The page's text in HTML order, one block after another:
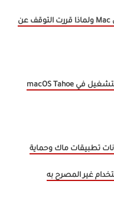
تجربتي مع Safari على Mac ولماذا قررت التوقف عن
طرق استبدال لوحة التشغيل في macOS Tahoe
تطبيقات ماك وحماية
غير المصرح به